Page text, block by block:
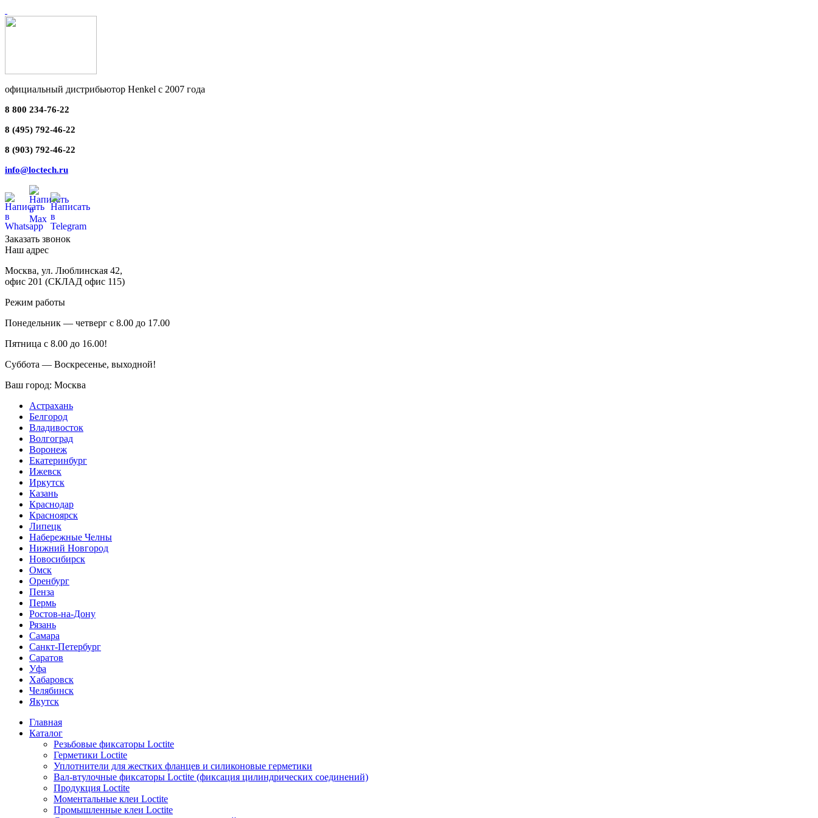
официальный дистрибьютор Henkel с 2007 года
8 800 234-76-22
8 (495) 792-46-22
8 (903) 792-46-22
info@loctech.ru
Заказать звонок
Наш адрес
Москва, ул. Люблинская 42,
офис 201 (СКЛАД офис 115)
Режим работы
Понедельник — четверг с 8.00 до 17.00
Пятница с 8.00 до 16.00!
Суббота — Воскресенье, выходной!
Ваш город: Москва
Астрахань
Белгород
Владивосток
Волгоград
Воронеж
Екатеринбург
Ижевск
Иркутск
Казань
Краснодар
Красноярск
Липецк
Набережные Челны
Нижний Новгород
Новосибирск
Омск
Оренбург
Пенза
Пермь
Ростов-на-Дону
Рязань
Самара
Санкт-Петербург
Саратов
Уфа
Хабаровск
Челябинск
Якутск
Главная
Каталог
Резьбовые фиксаторы Loctite
Герметики Loctite
Уплотнители для жестких фланцев и силиконовые герметики
Вал-втулочные фиксаторы Loctite (фиксация цилиндрических соединений)
Продукция Loctite
Моментальные клеи Loctite
Промышленные клеи Loctite